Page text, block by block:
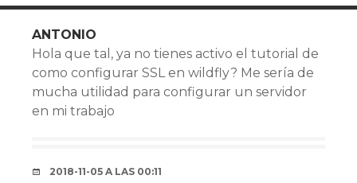
ANTONIO
Hola que tal, ya no tienes activo el tutorial de
como configurar SSL en wildfly? Me sería de
mucha utilidad para configurar un servidor
en mi trabajo
2018-11-05 A LAS 00:11